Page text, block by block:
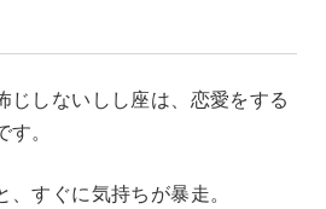
じしないしし座は、恋愛をする
。
すぐに気持ちが暴走。